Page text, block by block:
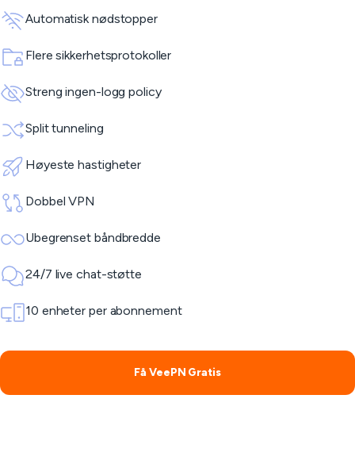
Automatisk nødstopper
Flere sikkerhetsprotokoller
Streng ingen-logg policy
Split tunneling
Høyeste hastigheter
Dobbel VPN
Ubegrenset båndbredde
24/7 live chat-støtte
10 enheter per abonnement
Få VeePN Gratis